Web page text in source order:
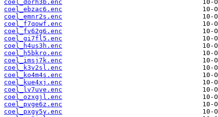
coel_dorh3b.enc
coel_ebzac6.enc
coel_emnr2s.enc
coel_f7qowf.enc
coel_fv62g6.enc
coel_gi7fl5.enc
coel_h4us3h.enc
coel_h5bkro.enc
coel_imsj7k.enc
coel_k3v2sl.enc
coel_ko4m4s.enc
coel_kue4xj.enc
coel_lv7uve.enc
coel_ozxgjl.enc
coel_pvge6z.enc
coel_pxgy5y.enc